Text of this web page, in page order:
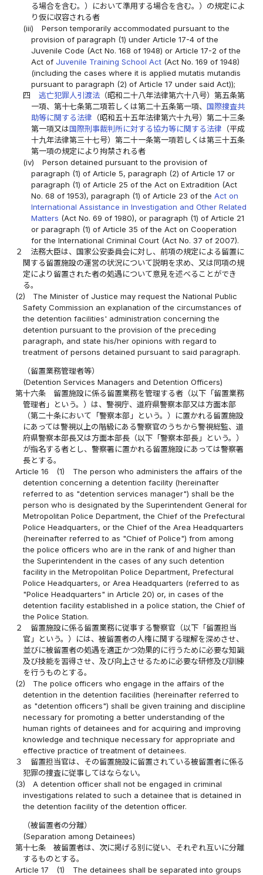
る場合を含む。）において準用する場合を含む。）の規定によ
り仮に収容される者
(iii)
Person temporarily accommodated pursuant to the
provision of paragraph (1) under Article 17-4 of the
Juvenile Code (Act No. 168 of 1948) or Article 17-2 of the
Act of Juvenile Training School Act(Act No. 169 of 1948)
(including the cases where it is applied mutatis mutandis
pursuant to paragraph (2) of Article 17 under said Act));
四
逃亡犯罪人引渡法（昭和二十八年法律第六十八号）第五条第
一項、第十七条第二項若しくは第二十五条第一項、 国際捜査共
助等に関する法律 （昭和五十五年法律第六十九号）第二十三条
第一項又は国際刑事裁判所に対する協力等に関する法律 （平成
十九年法律第三十七号）第二十一条第一項若しくは第三十五条
第一項の規定により拘禁される者
(iv)
Person detained pursuant to the provision of
paragraph (1) of Article 5, paragraph (2) of Article 17 or
paragraph (1) of Article 25 of the Act on Extradition (Act
No. 68 of 1953), paragraph (1) of Article 23 of the Act on
International Assistance in Investigation and Other Related
Matters (Act No. 69 of 1980), or paragraph (1) of Article 21
or paragraph (1) of Article 35 of the Act on Cooperation
for the International Criminal Court (Act No. 37 of 2007).
２
法務大臣は、国家公安委員会に対し、前項の規定による留置に
関する留置施設の運営の状況について説明を求め、又は同項の規
定により留置された者の処遇について意見を述べることができ
る。
(2)
The Minister of Justice may request the National Public
Safety Commission an explanation of the circumstances of
the detention facilities' administration concerning the
detention pursuant to the provision of the preceding
paragraph, and state his/her opinions with regard to
treatment of persons detained pursuant to said paragraph.
（留置業務管理者等）
(Detention Services Managers and Detention Officers)
第十六条
留置施設に係る留置業務を管理する者（以下「留置業務
管理者」という。）は、警視庁、道府県警察本部又は方面本部
（第二十条において「警察本部」という。）に置かれる留置施設
にあっては警視以上の階級にある警察官のうちから警視総監、道
府県警察本部長又は方面本部長（以下「警察本部長」という。）
が指名する者とし、警察署に置かれる留置施設にあっては警察署
長とする。
Article 16
(1)
The person who administers the affairs of the
detention concerning a detention facility (hereinafter
referred to as "detention services manager") shall be the
person who is designated by the Superintendent General for
Metropolitan Police Department, the Chief of the Prefectural
Police Headquarters, or the Chief of the Area Headquarters
(hereinafter referred to as "Chief of Police") from among
the police officers who are in the rank of and higher than
the Superintendent in the cases of any such detention
facility in the Metropolitan Police Department, Prefectural
Police Headquarters, or Area Headquarters (referred to as
"Police Headquarters" in Article 20) or, in cases of the
detention facility established in a police station, the Chief of
the Police Station.
２
留置施設に係る留置業務に従事する警察官（以下「留置担当
官」という。）には、被留置者の人権に関する理解を深めさせ、
並びに被留置者の処遇を適正かつ効果的に行うために必要な知識
及び技能を習得させ、及び向上させるために必要な研修及び訓練
を行うものとする。
(2)
The police officers who engage in the affairs of the
detention in the detention facilities (hereinafter referred to
as "detention officers") shall be given training and discipline
necessary for promoting a better understanding of the
human rights of detainees and for acquiring and improving
knowledge and technique necessary for appropriate and
effective practice of treatment of detainees.
３
留置担当官は、その留置施設に留置されている被留置者に係る
犯罪の捜査に従事してはならない。
(3)
A detention officer shall not be engaged in criminal
investigations related to such a detainee that is detained in
the detention facility of the detention officer.
（被留置者の分離）
(Separation among Detainees)
第十七条
被留置者は、次に掲げる別に従い、それぞれ互いに分離
するものとする。
Article 17
(1)
The detainees shall be separated into groups